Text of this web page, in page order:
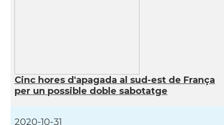
Casal Casal Català de Tolosa de Llenguadoc
Cinc hores d'apagada al sud-est de França
per un possible doble sabotatge
2020-10-31